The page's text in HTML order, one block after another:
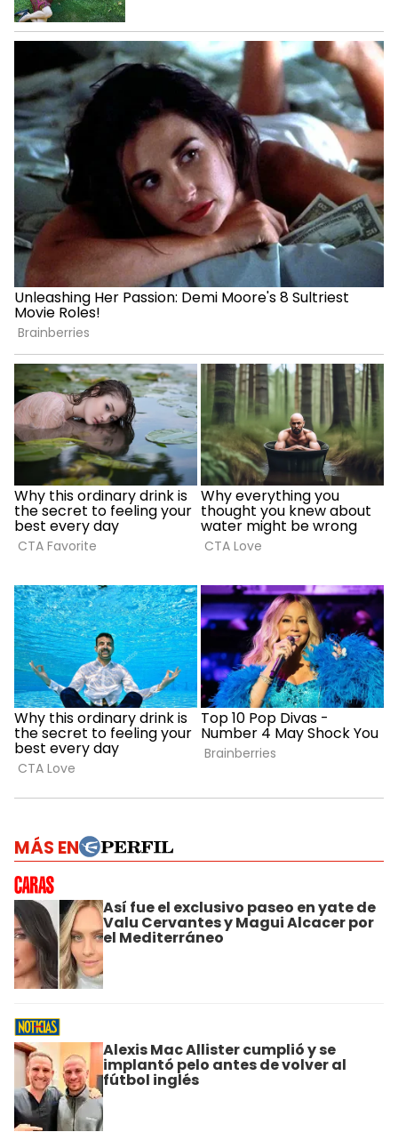
MÁS EN
Así fue el exclusivo paseo en yate de
Valu Cervantes y Magui Alcacer por
el Mediterráneo
Alexis Mac Allister cumplió y se
implantó pelo antes de volver al
fútbol inglés